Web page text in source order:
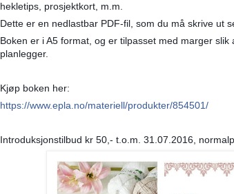
hekletips, prosjektkort, m.m.
Dette er en nedlastbar PDF-fil, som du må skrive ut
Boken er i A5 format, og er tilpasset med marger slik
planlegger.
Kjøp boken her:
https://www.epla.no/materiell/produkter/854501/
Introduksjonstilbud kr 50,- t.o.m. 31.07.2016,